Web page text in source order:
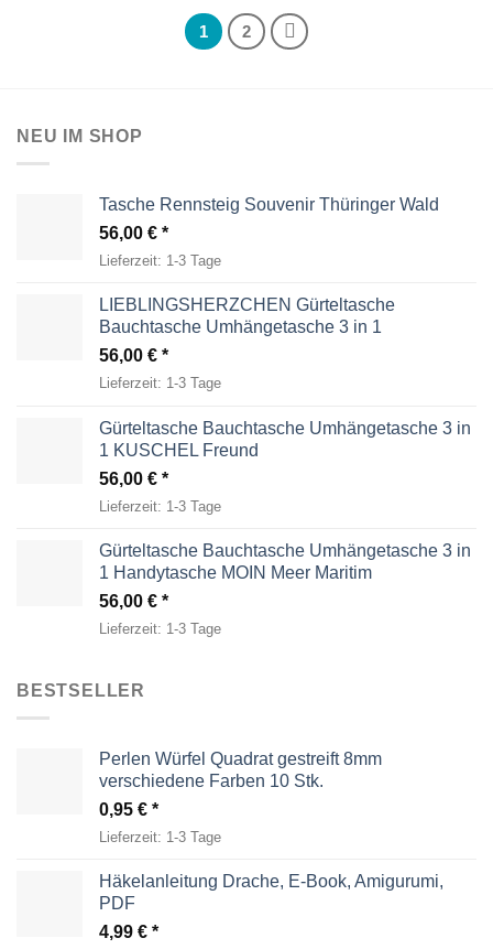
1 2
NEU IM SHOP
Tasche Rennsteig Souvenir Thüringer Wald
56,00 €
Lieferzeit: 1-3 Tage
LIEBLINGSHERZCHEN Gürteltasche
Bauchtasche Umhängetasche 3 in 1
56,00 €
Lieferzeit: 1-3 Tage
Gürteltasche Bauchtasche Umhängetasche 3 in
1 KUSCHEL Freund
56,00 €
Lieferzeit: 1-3 Tage
Gürteltasche Bauchtasche Umhängetasche 3 in
1 Handytasche MOIN Meer Maritim
56,00 €
Lieferzeit: 1-3 Tage
BESTSELLER
Perlen Würfel Quadrat gestreift 8mm
verschiedene Farben 10 Stk.
0,95 €
Lieferzeit: 1-3 Tage
Häkelanleitung Drache, E-Book, Amigurumi,
PDF
4,99 €